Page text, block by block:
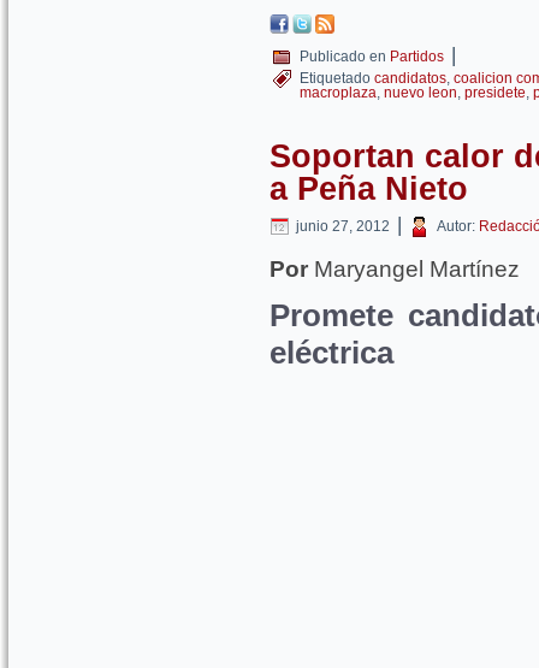
Publicado en Partidos |
Etiquetado candidatos, coalicion
macroplaza, nuevo leon, presidete,
Soportan calor
a Peña Nieto
junio 27, 2012 | Autor:
Por Maryangel Martínez
Promete
eléctrica